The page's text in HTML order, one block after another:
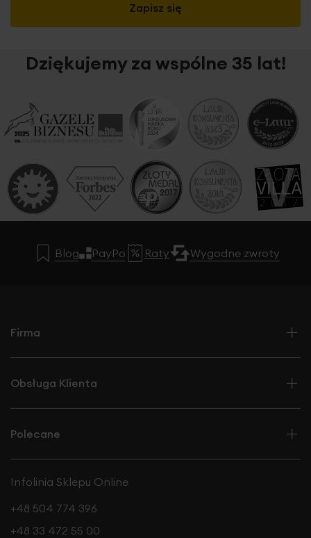
Zapisz się
Dziękujemy za wspólne 35 lat!
Blog PayPo Raty Wygodne zwroty
Firma
Obsługa Klienta
Polecane
Infolinia Sklepu Online
+48 504 774 396
+48 33 472 55 00